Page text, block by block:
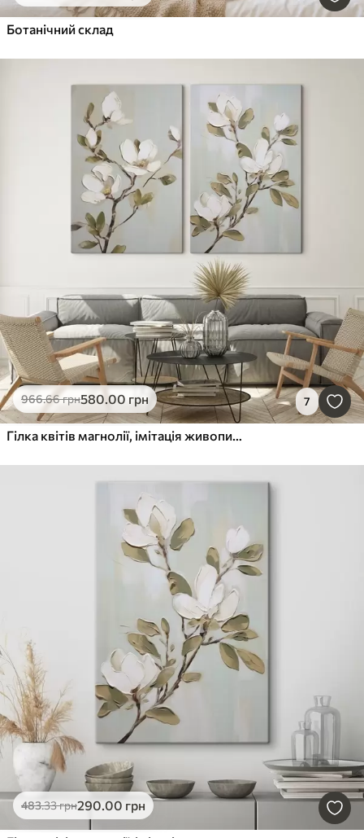
Ботанічний склад
966.66грн580.00 грн 7
Гілка квітів магнолії, імітація живопису
483.33грн290.00 грн